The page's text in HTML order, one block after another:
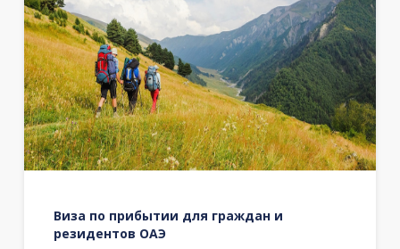
Виза по прибытии для граждан и
резидентов ОАЭ